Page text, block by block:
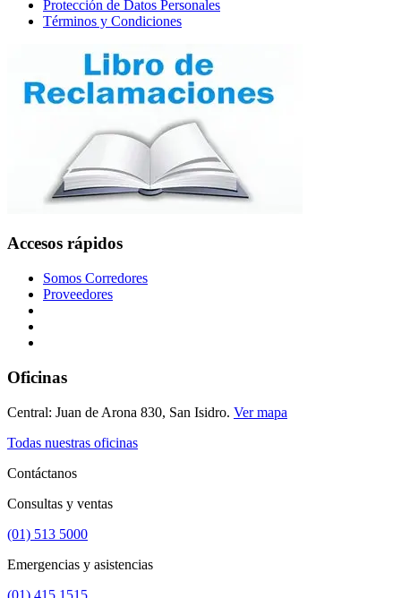
Protección de Datos Personales
Términos y Condiciones
Accesos rápidos
Somos Corredores
Proveedores
Oficinas
Central: Juan de Arona 830, San Isidro. Ver mapa
Todas nuestras oficinas
Contáctanos
Consultas y ventas
(01) 513 5000
Emergencias y asistencias
(01) 415 1515